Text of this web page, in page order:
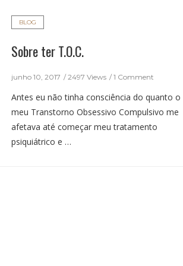
BLOG
Sobre ter T.O.C.
junho 10, 2017 2497 Views 1 Comment
Antes eu não tinha consciência do quanto o
meu Transtorno Obsessivo Compulsivo me
afetava até começar meu tratamento
psiquiátrico e …